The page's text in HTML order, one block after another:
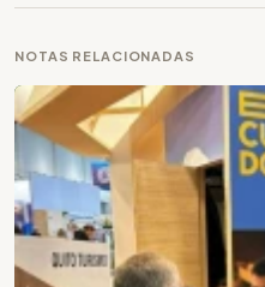
NOTAS RELACIONADAS